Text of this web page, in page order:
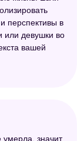
перспективы в
или девушки во
вашей
умерла, значит